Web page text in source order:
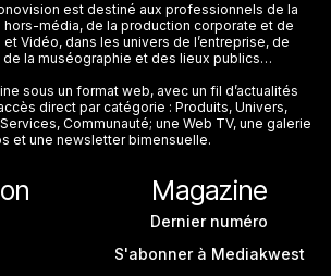
est destiné aux professionnels de la
hors-média, de la production corporate et de
et Vidéo, dans les univers de l’entreprise, de
de la muséographie et des lieux publics…
sous un format web, avec un fil d’actualités
direct par catégorie : Produits, Univers,
Communauté; une Web TV, une galerie
et une newsletter bimensuelle.
Magazine
Dernier numéro
S'abonner à Mediakwest